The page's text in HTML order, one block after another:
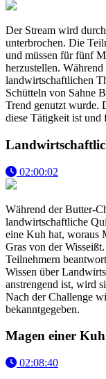
Der Stream wird
unterbrochen. Die
und müssen für fünf
herzustellen.
landwirtschaftlichen
Schütteln von Sahne
Trend genutzt wurde.
diese Tätigkeit ist und
02:00:02
Während der Butter-
landwirtschaftliche
eine Kuh hat, woraus
Gras von der
Teilnehmern
Wissen über
anstrengend ist, wird
Nach der Challenge
bekanntgegeben.
Magen einer Kuh
02:08:40